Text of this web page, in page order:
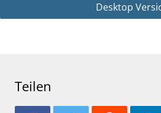
Desktop
Teilen